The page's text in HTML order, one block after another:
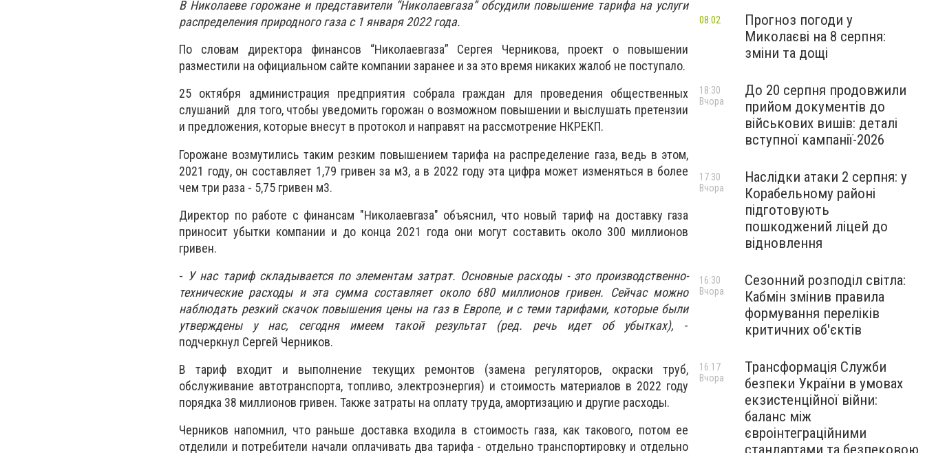
В Николаеве горожане и представители “Николаевгаза” обсудили повышение тарифа на услуги
распределения природного газа с 1 января 2022 года.
По словам директора финансов “Николаевгаза” Сергея Черникова, проект о повышении
разместили на официальном сайте компании заранее и за это время никаких жалоб не поступало.
25 октября администрация предприятия собрала граждан для проведения общественных
слушаний для того, чтобы уведомить горожан о возможном повышении и выслушать претензии
и предложения, которые внесут в протокол и направят на рассмотрение НКРЕКП.
Горожане возмутились таким резким повышением тарифа на распределение газа, ведь в этом,
2021 году, он составляет 1,79 гривен за м3, а в 2022 году эта цифра может изменяться в более
чем три раза - 5,75 гривен м3.
Директор по работе с финансам "Николаевгаза" объяснил, что новый тариф на доставку газа
приносит убытки компании и до конца 2021 года они могут составить около 300 миллионов
гривен.
- У нас тариф складывается по элементам затрат. Основные расходы - это производственно-
технические расходы и эта сумма составляет около 680 миллионов гривен. Сейчас можно
наблюдать резкий скачок повышения цены на газ в Европе, и с теми тарифами, которые были
утверждены у нас, сегодня имеем такой результат (ред. речь идет об убытках), -
подчеркнул Сергей Черников.
В тариф входит и выполнение текущих ремонтов (замена регуляторов, окраски труб,
обслуживание автотранспорта, топливо, электроэнергия) и стоимость материалов в 2022 году
порядка 38 миллионов гривен. Также затраты на оплату труда, амортизацию и другие расходы.
Черников напомнил, что раньше доставка входила в стоимость газа, как такового, потом ее
отделили и потребители начали оплачивать два тарифа - отдельно транспортировку и отдельно
Прогноз погоди у
Миколаєві на 8 серпня:
зміни та дощі
08:02
До 20 серпня продовжили
прийом документів до
військових вишів: деталі
вступної кампанії-2026
18:30
Вчора
Наслідки атаки 2 серпня: у
Корабельному районі
підготовують
пошкоджений ліцей до
відновлення
17:30
Вчора
Сезонний розподіл світла:
Кабмін змінив правила
формування переліків
критичних об'єктів
16:30
Вчора
Трансформація Служби
безпеки України в умовах
екзистенційної війни:
баланс між
євроінтеграційними
стандартами та безпековою
16:17
Вчора